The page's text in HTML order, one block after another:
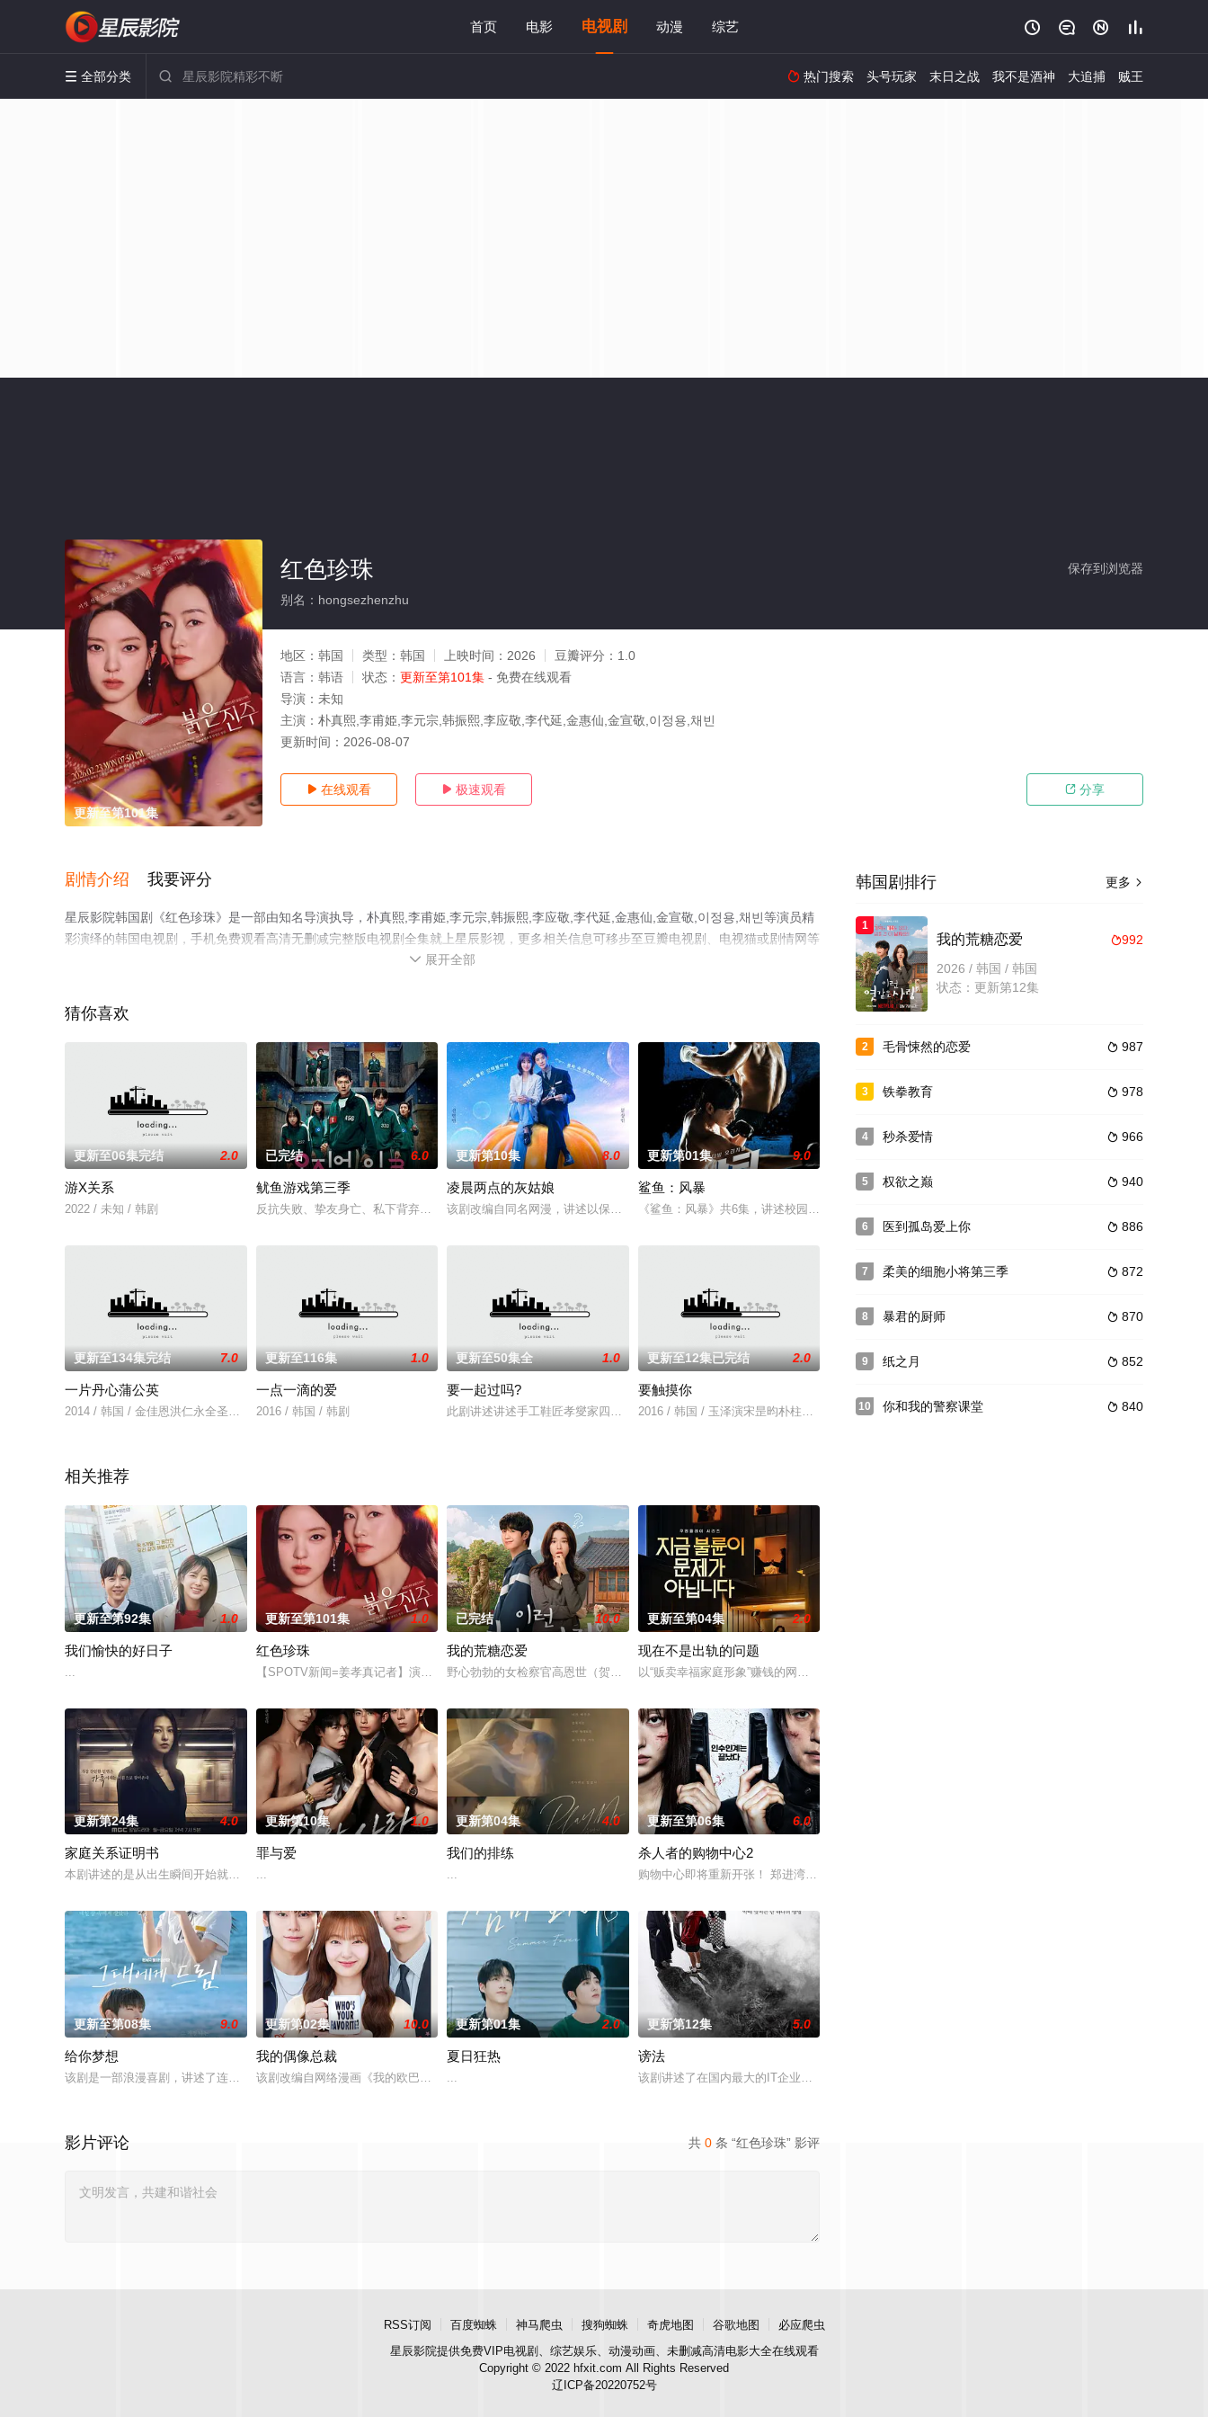
首页 电影 电视剧 动漫 综艺    
 全部分类   热门搜索 头号玩家 末日之战 我不是酒神 大追捕 贼王
更新至第101集
保存到浏览器
红色珍珠
别名：hongsezhenzhu
地区： 韩国 类型： 韩国 上映时间： 2026 豆瓣评分： 1.0
语言： 韩语 状态： 更新至第101集 - 免费在线观看
导演： 未知
主演： 朴真熙,李甫姫,李元宗,韩振熙,李应敬,李代延,金惠仙,金宣敬,이정용,채빈
更新时间： 2026-08-07
 在线观看  极速观看  分享
剧情介绍 我要评分
星辰影院韩国剧《红色珍珠》是一部由知名导演执导，朴真熙,李甫姫,李元宗,韩振熙,李应敬,李代延,金惠仙,金宣敬,이정용,채빈等演员精
彩演绎的韩国电视剧，手机免费观看高清无删减完整版电视剧全集就上星辰影视，更多相关信息可移步至豆瓣电视剧、电视猫或剧情网等
 展开全部
猜你喜欢
更新至06集完结 2.0
游X关系
2022 / 未知 / 韩剧
已完结 6.0
鱿鱼游戏第三季
反抗失败、挚友身亡、私下背弃。456号玩家成奇勋（李政宰 饰）宛如坠入绝望深渊，但鱿鱼游戏不会因任何人而停止，奇
更新第10集 8.0
凌晨两点的灰姑娘
该剧改编自同名网漫，讲述以保护自己为优先的平凡女人和认为保护爱情就是保护自己的财阀三世男人的浪漫喜剧。申贤彬饰演
更新第01集 9.0
鲨鱼：风暴
《鲨鱼：风暴》共6集，讲述校园暴力的受害者车宇率（金玟锡 饰）成为世界综合格斗冠军的成长故事。
更新至134集完结 7.0
一片丹心蒲公英
2014 / 韩国 / 金佳恩洪仁永全圣彬尹善宇
更新至116集 1.0
一点一滴的爱
2016 / 韩国 / 韩剧
更新至50集全 1.0
要一起过吗?
此剧讲述讲述手工鞋匠孝燮家四兄弟姊妹，在遇到大楼主人兼富者的继母后发生的故事，以愉快的笑容与感动去描述60代 (
更新至12集已完结 2.0
要触摸你
2016 / 韩国 / 玉泽演宋昰昀朴柱荧金钟文
相关推荐
更新至第92集 1.0
我们愉快的好日子
更新至第101集 1.0
红色珍珠
【SPOTV新闻=姜孝真记者】演员朴真熙将正式展开回归活动。7日，据SPOTV新闻采访，朴真熙将出演KBS新日日
已完结 10.0
我的荒糖恋爱
野心勃勃的女检察官高恩世（贺营 饰）意外失忆，住进拳击教练张泰河（丁海寅 饰）家中，对方还自称是她的男友。这段剪
更新至第04集 2.0
现在不是出轨的问题
以“贩卖幸福家庭形象”赚钱的网红夫妇，与他们正陷入泥淖般离婚诉讼的医师邻居。
更新第24集 4.0
家庭关系证明书
本剧讲述的是从出生瞬间开始就被打上家庭崩溃烙印的一个孩子和面对冷酷的偏见和命运，重新找回自己人生的女性故事。
更新第10集 1.0
罪与爱
...
更新第04集 4.0
我们的排练
...
更新至第06集 6.0
杀人者的购物中心2
购物中心即将重新开张！ 郑进湾（李栋旭 饰）
更新至第08集 9.0
给你梦想
该剧是一部浪漫喜剧，讲述了连一个梦想都无所畏惧的十几岁，被现实挡住而受挫的二十几岁，像变成那样的大人的三十几岁的
更新第02集 10.0
我的偶像总裁
该剧改编自网络漫画《我的欧巴是偶像》，是一部浪漫喜剧。讲述进入由前偶像兼CEO李灿领导的公司工作的南多凛，与在那
更新第01集 2.0
夏日狂热
更新第12集 5.0
谤法
该剧讲述了在国内最大的IT企业里存在着一个恶神。唯一知道真实情况的人是一名少女和一个记者。拥有强力
共 0 条 “红色珍珠” 影评
影片评论
更多 
韩国剧排行
1
992
我的荒糖恋爱
2026 / 韩国 / 韩国
状态：更新第12集
2  987
毛骨悚然的恋爱
3  978
铁拳教育
4  966
秒杀爱情
5  940
权欲之巅
6  886
医到孤岛爱上你
7  872
柔美的细胞小将第三季
8  870
暴君的厨师
9  852
纸之月
10  840
你和我的警察课堂
RSS订阅 百度蜘蛛 神马爬虫 搜狗蜘蛛 奇虎地图 谷歌地图
必应爬虫
星辰影院提供免费VIP电视剧、综艺娱乐、动漫动画、未删减高清电影大全在线观看
Copyright © 2022 hfxit.com All Rights Reserved
辽ICP备20220752号